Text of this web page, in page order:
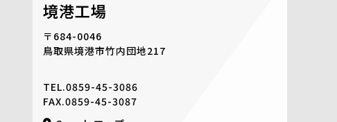
境港工場
〒684-0046
鳥取県境港市竹内団地217
TEL.0859-45-3086
FAX.0859-45-3087